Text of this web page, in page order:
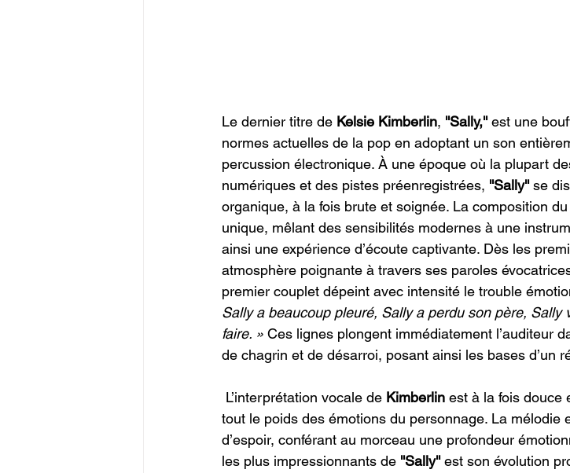
Le dernier titre de Kelsie Kimberlin, ''Sally,'' est une
normes actuelles de la pop en adoptant un son
percussion électronique. À une époque où la plupart
numériques et des pistes préenregistrées, ''Sally'' se
organique, à la fois brute et soignée. La composition
unique, mêlant des sensibilités modernes à une
ainsi une expérience d’écoute captivante. Dès les
atmosphère poignante à travers ses paroles
premier couplet dépeint avec intensité le trouble
Sally a beaucoup pleuré, Sally a perdu son père, Sally
faire. » Ces lignes plongent immédiatement l’auditeur
de chagrin et de désarroi, posant ainsi les bases d’un
L’interprétation vocale de Kimberlin est à la fois douce
tout le poids des émotions du personnage. La mélodie
d’espoir, conférant au morceau une profondeur
les plus impressionnants de ''Sally'' est son évolution